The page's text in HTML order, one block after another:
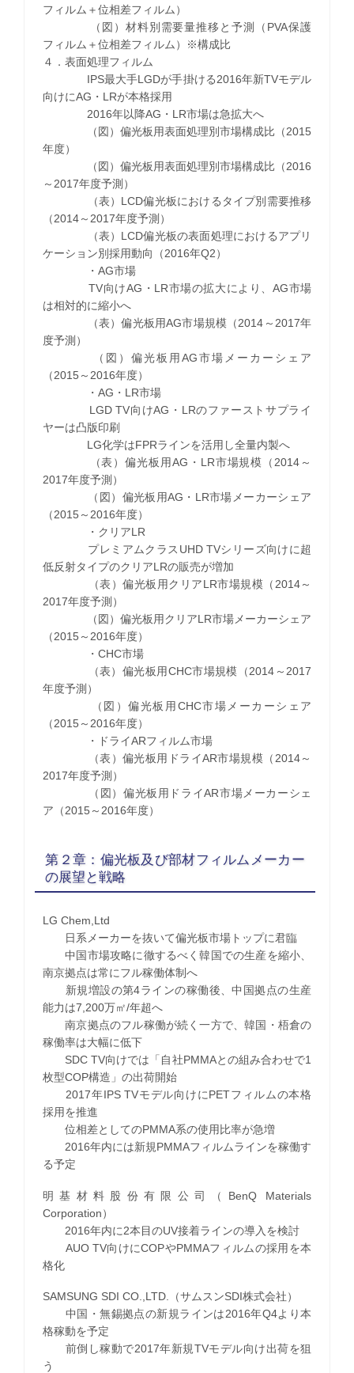
フィルム＋位相差フィルム）
（図）材料別需要量推移と予測（PVA保護
フィルム＋位相差フィルム）※構成比
４．表面処理フィルム
IPS最大手LGDが手掛ける2016年新TVモデル
向けにAG・LRが本格採用
2016年以降AG・LR市場は急拡大へ
（図）偏光板用表面処理別市場構成比（2015
年度）
（図）偏光板用表面処理別市場構成比（2016
～2017年度予測）
（表）LCD偏光板におけるタイプ別需要推移
（2014～2017年度予測）
（表）LCD偏光板の表面処理におけるアプリ
ケーション別採用動向（2016年Q2）
・AG市場
TV向けAG・LR市場の拡大により、AG市場
は相対的に縮小へ
（表）偏光板用AG市場規模（2014～2017年
度予測）
（図）偏光板用AG市場メーカーシェア
（2015～2016年度）
・AG・LR市場
LGD TV向けAG・LRのファーストサプライ
ヤーは凸版印刷
LG化学はFPRラインを活用し全量内製へ
（表）偏光板用AG・LR市場規模（2014～
2017年度予測）
（図）偏光板用AG・LR市場メーカーシェア
（2015～2016年度）
・クリアLR
プレミアムクラスUHD TVシリーズ向けに超
低反射タイプのクリアLRの販売が増加
（表）偏光板用クリアLR市場規模（2014～
2017年度予測）
（図）偏光板用クリアLR市場メーカーシェア
（2015～2016年度）
・CHC市場
（表）偏光板用CHC市場規模（2014～2017
年度予測）
（図）偏光板用CHC市場メーカーシェア
（2015～2016年度）
・ドライARフィルム市場
（表）偏光板用ドライAR市場規模（2014～
2017年度予測）
（図）偏光板用ドライAR市場メーカーシェ
ア（2015～2016年度）
第２章：偏光板及び部材フィルムメーカー
の展望と戦略
LG Chem,Ltd
日系メーカーを抜いて偏光板市場トップに君臨
中国市場攻略に徹するべく韓国での生産を縮小、
南京拠点は常にフル稼働体制へ
新規増設の第4ラインの稼働後、中国拠点の生産
能力は7,200万㎡/年超へ
南京拠点のフル稼働が続く一方で、韓国・梧倉の
稼働率は大幅に低下
SDC TV向けでは「自社PMMAとの組み合わせで1
枚型COP構造」の出荷開始
2017年IPS TVモデル向けにPETフィルムの本格
採用を推進
位相差としてのPMMA系の使用比率が急増
2016年内には新規PMMAフィルムラインを稼働す
る予定
明基材料股份有限公司（BenQ Materials
Corporation）
2016年内に2本目のUV接着ラインの導入を検討
AUO TV向けにCOPやPMMAフィルムの採用を本
格化
SAMSUNG SDI CO.,LTD.（サムスンSDI株式会社）
中国・無錫拠点の新規ラインは2016年Q4より本
格稼動を予定
前倒し稼動で2017年新規TVモデル向け出荷を狙
う